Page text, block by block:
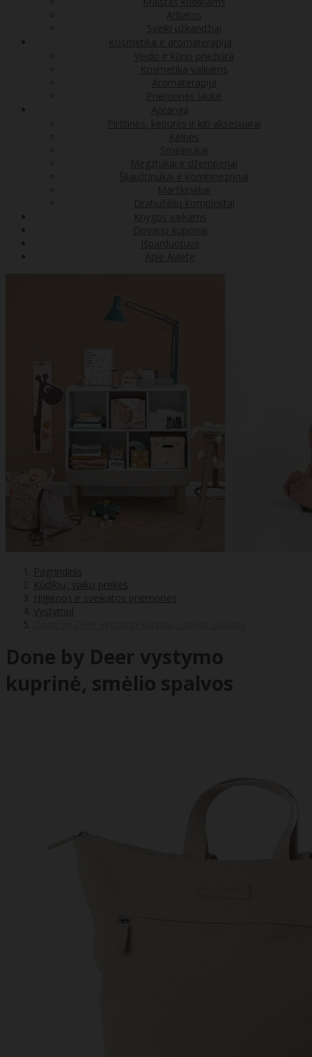
Arbatos
Sveiki užkandžiai
Kosmetika ir aromaterapija
Veido ir kūno priežiūra
Kosmetika vaikams
Aromaterapija
Priemonės lauke
Apranga
Pirštinės, kepurės ir kiti aksesuarai
Kelnės
Smėlinukai
Megztukai ir džemperiai
Šliaužtinukai ir kombinezonai
Marškinėliai
Drabužėlių komplektai
Knygos vaikams
Dovanų kuponai
Išparduotuvė
Apie Avietę
Pagrindinis
Kūdikių, vaikų prekės
Higienos ir sveikatos priemonės
Vystymui
Done by Deer vystymo
kuprinė, smėlio spalvos